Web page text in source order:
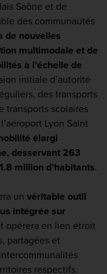
Saône et de
des communautés
de nouvelles
multimodale et de
à l’échelle de
initiale d’autorité
des transports
transports scolaires
Lyon Saint
élargi
desservant 263
million d’habitants.
un véritable outil
intégrée sur
opérera en lien étroit
partagées et
respectifs.